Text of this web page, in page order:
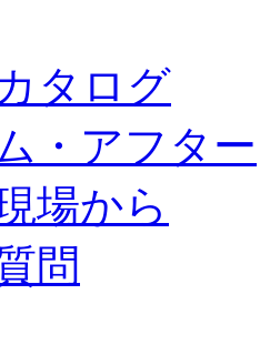
タログ
・アフター
場から
問